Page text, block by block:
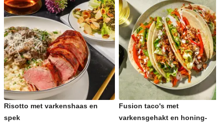
Risotto met varkenshaas en
spek
Fusion taco's met
varkensgehakt en honing-